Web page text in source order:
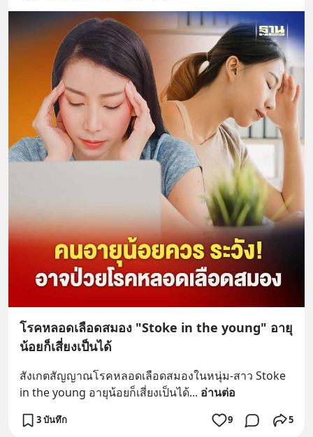
โรคหลอดเลือดสมอง "Stoke in the young" อายุ
น้อยก็เสี่ยงเป็นได้
สังเกตสัญญาณโรคหลอดเลือดสมองในหนุ่ม-สาว Stoke
in the young อายุน้อยก็เสี่ยงเป็นได้... อ่านต่อ
3 บันทึก 9 5